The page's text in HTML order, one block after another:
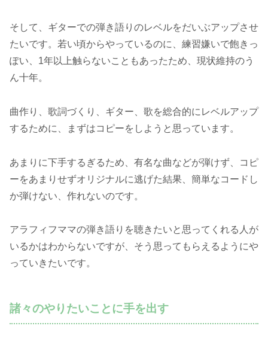
そして、ギターでの弾き語りのレベルをだいぶアップさせ
たいです。若い頃からやっているのに、練習嫌いで飽きっ
ぽい、1年以上触らないこともあったため、現状維持のう
ん十年。
曲作り、歌詞づくり、ギター、歌を総合的にレベルアップ
するために、まずはコピーをしようと思っています。
あまりに下手するぎるため、有名な曲などが弾けず、コピ
ーをあまりせずオリジナルに逃げた結果、簡単なコードし
か弾けない、作れないのです。
アラフィフママの弾き語りを聴きたいと思ってくれる人が
いるかはわからないですが、そう思ってもらえるようにや
っていきたいです。
諸々のやりたいことに手を出す